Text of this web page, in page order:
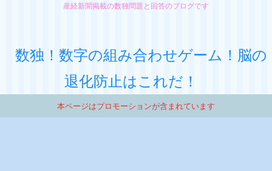
産経新聞掲載の数独問題と回答のブログです
数独！数字の組み合わせゲーム！脳の
退化防止はこれだ！
本ページはプロモーションが含まれています